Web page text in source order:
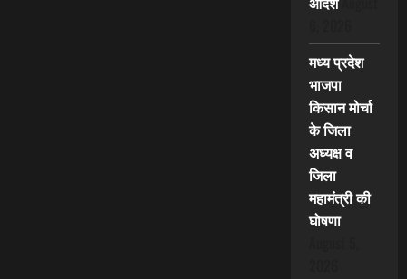
मध्य प्रदेश
भाजपा
किसान मोर्चा
के जिला
अध्यक्ष व
जिला
महामंत्री की
घोषणा